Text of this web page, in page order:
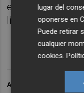
el Manchester
liderato.
ARCHIVADO EN
lugar del
oponerse en
Puede retirar
cualquier
cookies.